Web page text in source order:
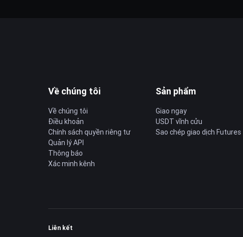
Về chúng tôi
Về chúng tôi
Điều khoản
Chính sách quyền riêng tư
Quản lý API
Thông báo
Xác minh kênh
Sản phẩm
Giao ngay
USDT vĩnh cửu
Sao chép giao dịch Futures
Liên kết